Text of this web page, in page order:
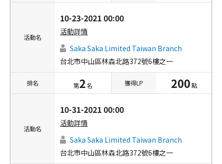
活動名
10-23-2021 00:00
活動詳情
Saka Saka Limited Taiwan Branch
台北市中山區林森北路372號6樓之一
排名 第2名 獲得LP 200點
活動名
10-31-2021 00:00
活動詳情
Saka Saka Limited Taiwan Branch
台北市中山區林森北路372號6樓之一